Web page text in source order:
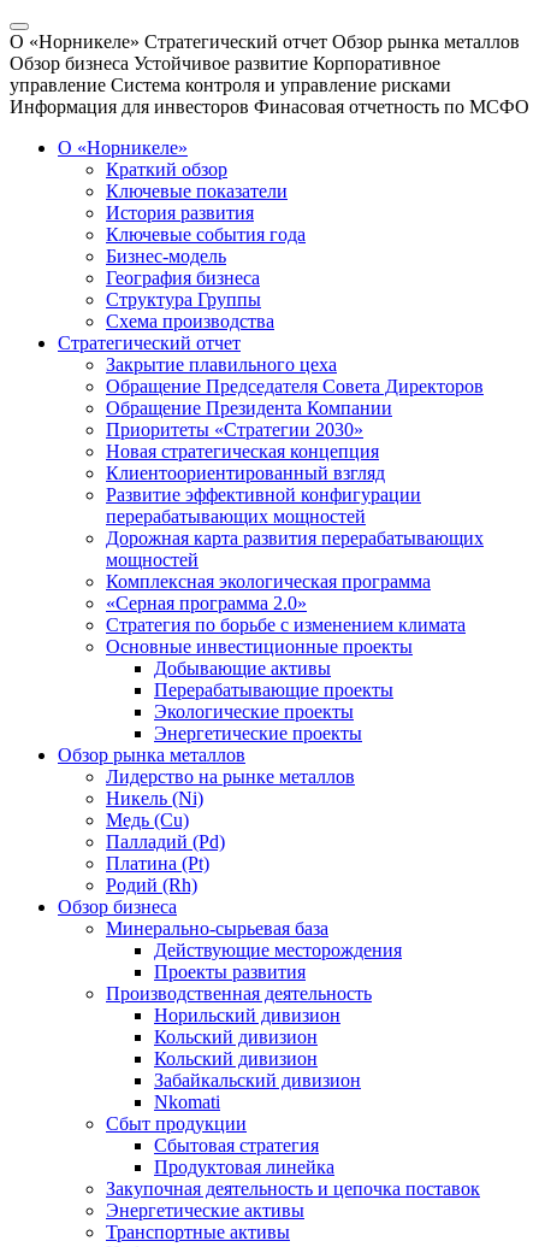
О «Норникеле» Стратегический отчет Обзор рынка металлов
Обзор бизнеса Устойчивое развитие Корпоративное
управление Система контроля и управление рисками
Информация для инвесторов Финасовая отчетность по МСФО
О «Норникеле»
Краткий обзор
Ключевые показатели
История развития
Ключевые события года
Бизнес-модель
География бизнеса
Структура Группы
Схема производства
Стратегический отчет
Закрытие плавильного цеха
Обращение Председателя Совета Директоров
Обращение Президента Компании
Приоритеты «Стратегии 2030»
Новая стратегическая концепция
Клиентоориентированный взгляд
Развитие эффективной конфигурации
перерабатывающих мощностей
Дорожная карта развития перерабатывающих
мощностей
Комплексная экологическая программа
«Серная программа 2.0»
Стратегия по борьбе с изменением климата
Основные инвестиционные проекты
Добывающие активы
Перерабатывающие проекты
Экологические проекты
Энергетические проекты
Обзор рынка металлов
Лидерство на рынке металлов
Никель (Ni)
Медь (Cu)
Палладий (Pd)
Платина (Pt)
Родий (Rh)
Обзор бизнеса
Минерально-сырьевая база
Действующие месторождения
Проекты развития
Производственная деятельность
Норильский дивизион
Кольский дивизион
Кольский дивизион
Забайкальский дивизион
Nkomati
Сбыт продукции
Сбытовая стратегия
Продуктовая линейка
Закупочная деятельность и цепочка поставок
Энергетические активы
Транспортные активы